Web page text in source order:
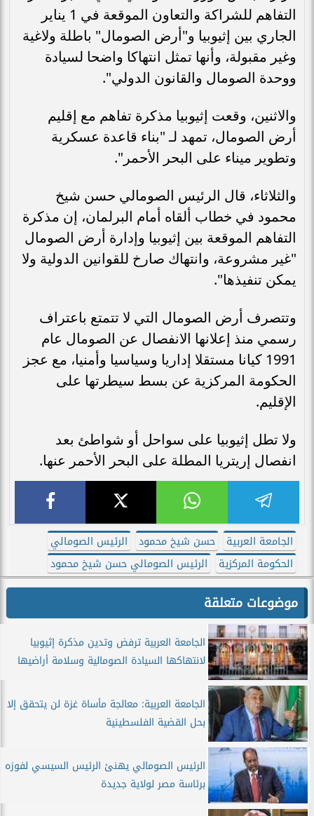
التفاهم للشراكة والتعاون الموقعة في 1 يناير
الجاري بين إثيوبيا و"أرض الصومال" باطلة ولاغية
وغير مقبولة، وأنها تمثل انتهاكا واضحا لسيادة
ووحدة الصومال والقانون الدولي".
والاثنين، وقعت إثيوبيا مذكرة تفاهم مع إقليم
أرض الصومال، تمهد لـ "بناء قاعدة عسكرية
وتطوير ميناء على البحر الأحمر".
والثلاثاء، قال الرئيس الصومالي حسن شيخ
محمود في خطاب ألقاه أمام البرلمان، إن مذكرة
التفاهم الموقعة بين إثيوبيا وإدارة أرض الصومال
"غير مشروعة، وانتهاك صارخ للقوانين الدولية ولا
يمكن تنفيذها".
وتتصرف أرض الصومال التي لا تتمتع باعتراف
رسمي منذ إعلانها الانفصال عن الصومال عام
1991 كيانا مستقلا إداريا وسياسيا وأمنيا، مع عجز
الحكومة المركزية عن بسط سيطرتها على
الإقليم.
ولا تطل إثيوبيا على سواحل أو شواطئ بعد
انفصال إريتريا المطلة على البحر الأحمر عنها.
الجامعة العربية حسن شيخ محمود
الرئيس الصومالي
الحكومة المركزية
الرئيس الصومالي حسن شيخ محمود
موضوعات متعلقة
الجامعة العربية ترفض وتدين مذكرة إثيوبيا
لانتهاكها السيادة الصومالية وسلامة أراضيها
الجامعة العربية: معالجة مأساة غزة لن يتحقق إلا
بحل القضية الفلسطينية
الرئيس الصومالي يهنئ الرئيس السيسي لفوزه
برئاسة مصر لولاية جديدة